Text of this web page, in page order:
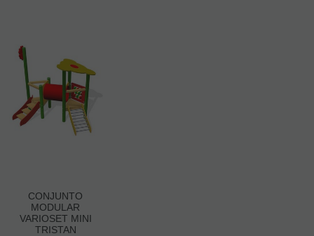
CONJUNTO
MODULAR
VARIOSET MINI
TRISTAN